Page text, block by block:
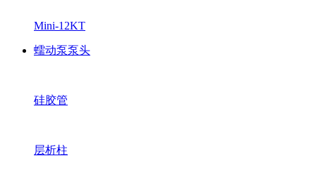
Mini-12KT
蠕动泵泵头
硅胶管
层析柱